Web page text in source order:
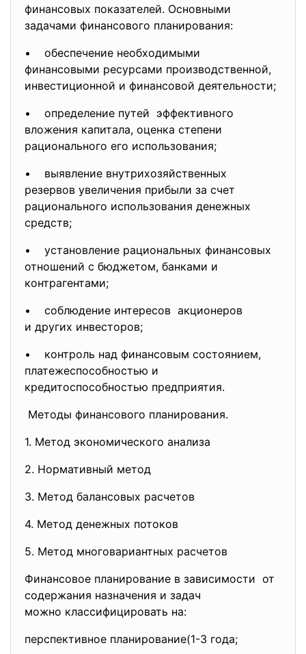
финансовых показателей. Основными
задачами финансового планирования:
• обеспечение необходимыми
финансовыми ресурсами производственной,
инвестиционной и финансовой деятельности;
• определение путей эффективного
вложения капитала, оценка степени
рационального его использования;
• выявление внутрихозяйственных
резервов увеличения прибыли за счет
рационального использования денежных
средств;
• установление рациональных финансовых
отношений с бюджетом, банками и
контрагентами;
• соблюдение интересов акционеров
и других инвесторов;
• контроль над финансовым состоянием,
платежеспособностью и
кредитоспособностью предприятия.
Методы финансового планирования.
1. Метод экономического анализа
2. Нормативный метод
3. Метод балансовых расчетов
4. Метод денежных потоков
5. Метод многовариантных расчетов
Финансовое планирование в зависимости от
содержания назначения и задач
можно классифицировать на:
перспективное планирование(1-3 года;